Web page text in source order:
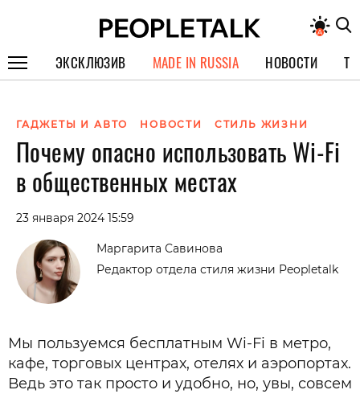
ЭКСКЛЮЗИВ
СПЕЦПРОЕКТЫ
ИНТЕРВЬЮ
ПОКОЛЕНИЕ
MADE IN RUSSIA НОВОСТИ
ГАДЖЕТЫ И АВТО НОВОСТИ СТИЛЬ ЖИЗНИ
Почему опасно использовать Wi-Fi
в общественных местах
23 января 2024 15:59
Маргарита Савинова
Редактор отдела стиля жизни Peopletalk
Мы пользуемся бесплатным Wi-Fi в метро,
кафе, торговых центрах, отелях и аэропортах.
Ведь это так просто и удобно, но, увы, совсем